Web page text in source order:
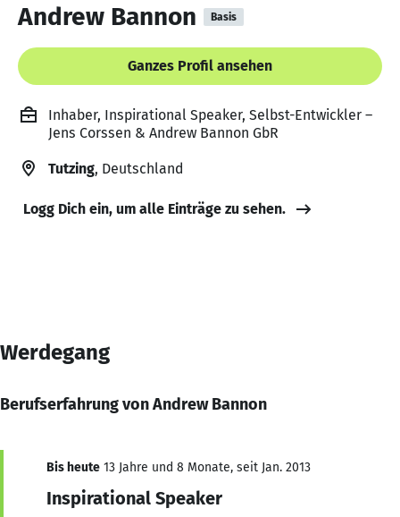
Andrew Bannon Basis
Ganzes Profil ansehen
Inhaber, Inspirational Speaker, Selbst-Entwickler –
Jens Corssen & Andrew Bannon GbR
Tutzing, Deutschland
Logg Dich ein, um alle Einträge zu sehen.
Werdegang
Berufserfahrung von Andrew Bannon
Bis heute 13 Jahre und 8 Monate, seit Jan. 2013
Inspirational Speaker